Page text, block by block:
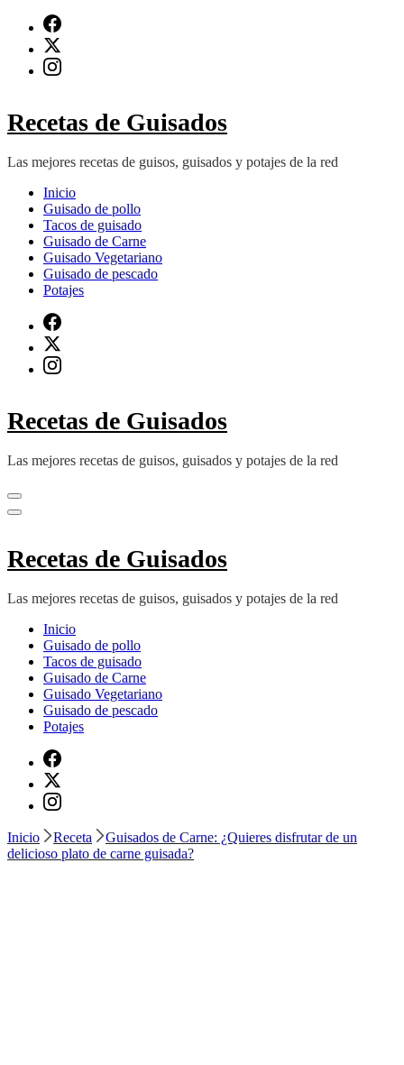
contenido
(presiona
Recetas de Guisados
Las mejores recetas de guisos, guisados y potajes de la red
Inicio
Guisado de pollo
Tacos de guisado
Guisado de Carne
Guisado Vegetariano
Guisado de pescado
Potajes
Recetas de Guisados
Las mejores recetas de guisos, guisados y potajes de la red
Recetas de Guisados
Las mejores recetas de guisos, guisados y potajes de la red
Inicio
Guisado de pollo
Tacos de guisado
Guisado de Carne
Guisado Vegetariano
Guisado de pescado
Potajes
Inicio Receta
Guisados de Carne: ¿Quieres disfrutar de un
delicioso plato de carne guisada?